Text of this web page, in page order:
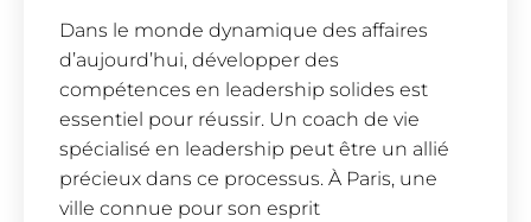
Dans le monde dynamique des affaires
d’aujourd’hui, développer des
compétences en leadership solides est
essentiel pour réussir. Un coach de vie
spécialisé en leadership peut être un allié
précieux dans ce processus. À Paris, une
ville connue pour son esprit